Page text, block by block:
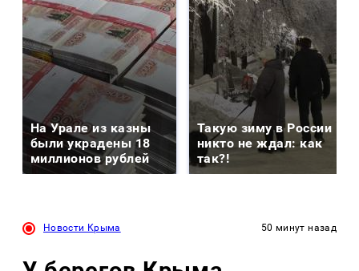
На Урале из казны
были украдены 18
миллионов рублей
Такую зиму в России
никто не ждал: как
так?!
Новости Крыма 50 минут назад